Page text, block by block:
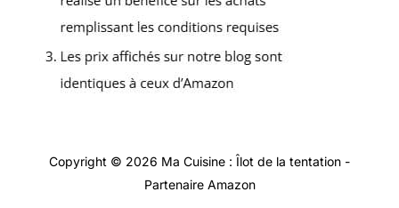
Copyright © 2026 Ma Cuisine : Îlot de la tentation -
Partenaire Amazon